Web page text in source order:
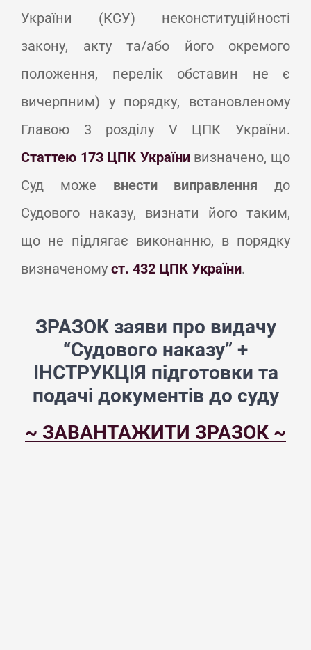
України (КСУ) неконституційності
закону, акту та/або його окремого
положення, перелік обставин не є
вичерпним) у порядку, встановленому
Главою 3 розділу V ЦПК України.
Статтею 173 ЦПК Українивизначено, що
Суд може внести виправлення до
Судового наказу, визнати його таким,
що не підлягає виконанню, в порядку
визначеному ст. 432 ЦПК України.
ЗРАЗОК заяви про видачу
“Судового наказу” +
ІНСТРУКЦІЯ підготовки та
подачі документів до суду
~ ЗАВАНТАЖИТИ ЗРАЗОК ~